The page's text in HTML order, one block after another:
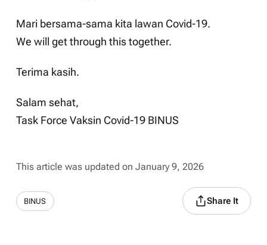
Mari bersama-sama kita lawan Covid-19.
We will get through this together.
Terima kasih.
Salam sehat,
Task Force Vaksin Covid-19 BINUS
This article was updated on January 9, 2026
BINUS Share It